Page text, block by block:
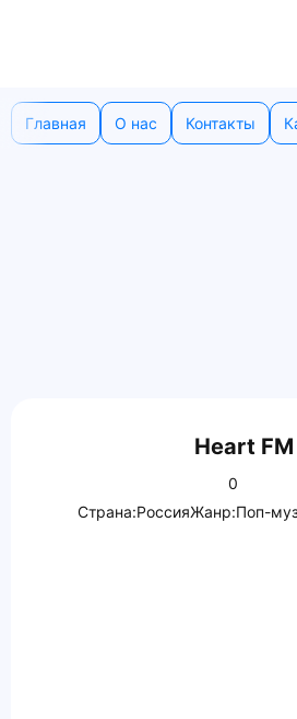
Главная О нас Контакты
Heart FM
0
Страна:РоссияЖанр:Поп-